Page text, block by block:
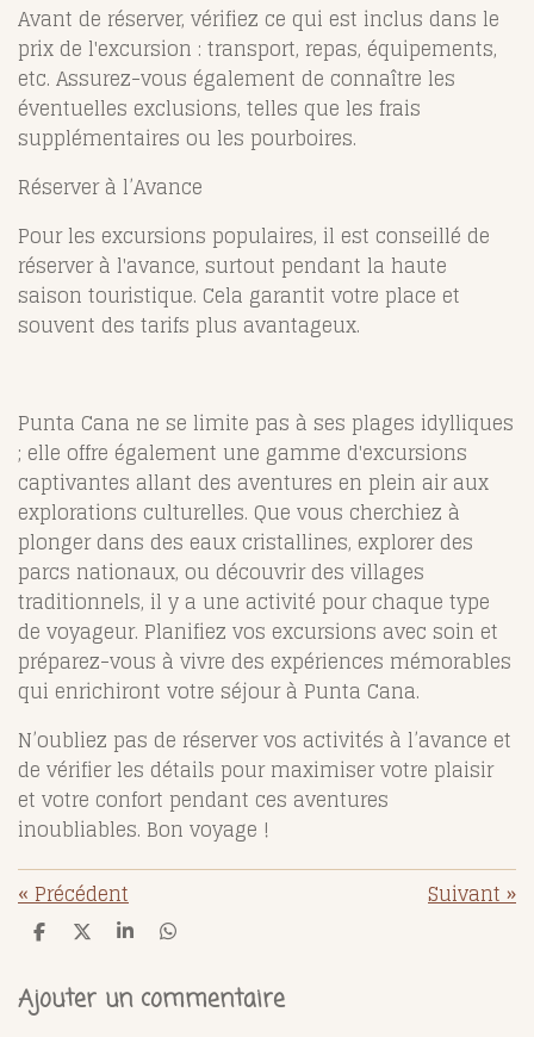
Avant de réserver, vérifiez ce qui est inclus dans le
prix de l'excursion : transport, repas, équipements,
etc. Assurez-vous également de connaître les
éventuelles exclusions, telles que les frais
supplémentaires ou les pourboires.
Réserver à l’Avance
Pour les excursions populaires, il est conseillé de
réserver à l'avance, surtout pendant la haute
saison touristique. Cela garantit votre place et
souvent des tarifs plus avantageux.
Punta Cana ne se limite pas à ses plages idylliques
; elle offre également une gamme d'excursions
captivantes allant des aventures en plein air aux
explorations culturelles. Que vous cherchiez à
plonger dans des eaux cristallines, explorer des
parcs nationaux, ou découvrir des villages
traditionnels, il y a une activité pour chaque type
de voyageur. Planifiez vos excursions avec soin et
préparez-vous à vivre des expériences mémorables
qui enrichiront votre séjour à Punta Cana.
N’oubliez pas de réserver vos activités à l’avance et
de vérifier les détails pour maximiser votre plaisir
et votre confort pendant ces aventures
inoubliables. Bon voyage !
«Précédent Suivant»
P
t
a
P
t
a
P
t
a
P
t
a
Ajouter un commentaire